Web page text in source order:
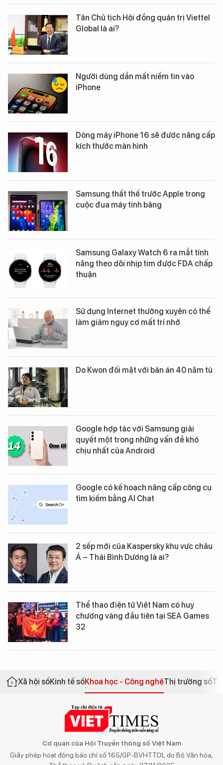
Tân Chủ tịch Hội đồng quản trị Viettel
Global là ai?
Người dùng dần mất niềm tin vào
iPhone
Dòng máy iPhone 16 sẽ được nâng cấp
kích thước màn hình
Samsung thất thế trước Apple trong
cuộc đua máy tính bảng
Samsung Galaxy Watch 6 ra mắt tính
năng theo dõi nhịp tim được FDA chấp
thuận
Sử dụng Internet thường xuyên có thể
làm giảm nguy cơ mất trí nhớ
Do Kwon đối mặt với bản án 40 năm tù
Google hợp tác với Samsung giải
quyết một trong những vấn đề khó
chịu nhất của Android
Google có kế hoạch nâng cấp công cụ
tìm kiếm bằng AI Chat
2 sếp mới của Kaspersky khu vực châu
Á – Thái Bình Dương là ai?
Thể thao điện tử Việt Nam có huy
chương vàng đầu tiên tại SEA Games
32
Xã hội sốKinh tế sốKhoa học - Công nghệThị trường số
Cơ quan của Hội Truyền thông số Việt Nam
Giấy phép hoạt động báo chí số 165/GP-BVHTTDL do Bộ Văn hóa,